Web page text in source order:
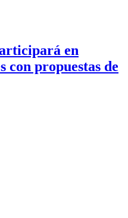
en
con propuestas de